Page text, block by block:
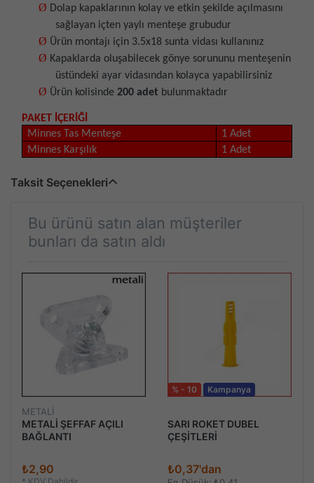
Ø Dolap kapaklarının kolay ve etkin şekilde açılmasını
sağlayan içten yaylı menteşe grubudur
Ø Ürün montajı için 3.5x18 sunta vidası kullanınız
Ø Kapaklarda oluşabilecek gönye sorununu menteşenin
üstündeki ayar vidasından kolayca yapabilirsiniz
Ø Ürün kolisinde 200 adet bulunmaktadır
PAKET İÇERİĞİ
Minnes Tas Menteşe
1 Adet
Minnes Karşılık
1 Adet
Taksit Seçenekleri
Bu ürünü satın alan müşteriler
bunları da satın aldı
METALİ
METALİ ŞEFFAF AÇILI
BAĞLANTI
₺2,90
% - 10 Kampanya
SARI ROKET DUBEL
ÇEŞİTLERİ
₺0,37'dan